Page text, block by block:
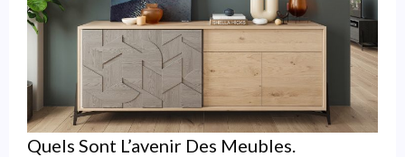
Quels Sont L’avenir Des Meubles.